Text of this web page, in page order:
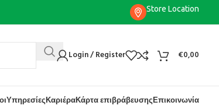
Store Location
Login / Register €0,00
ΥπηρεσίεςΚαριέραΚάρτα επιβράβευσηςΕπικοινωνία